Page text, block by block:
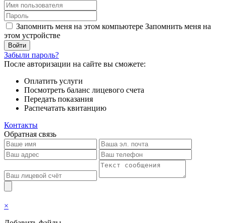
Запомнить меня на этом компьютере Запомнить меня на
этом устройстве
Забыли пароль?
После авторизации на сайте вы сможете:
Оплатить услуги
Посмотреть баланс лицевого счета
Передать показания
Распечатать квитанцию
Контакты
Обратная связь
×